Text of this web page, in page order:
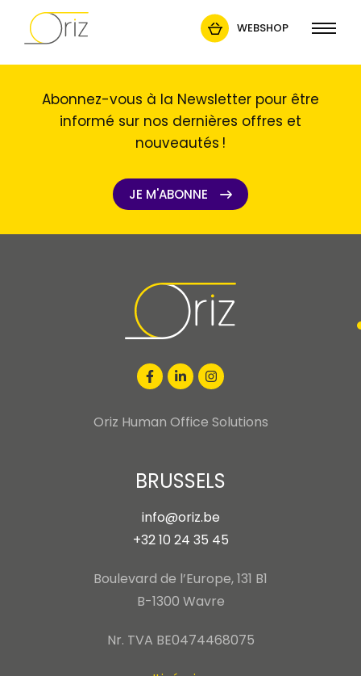
WEBSHOP
Abonnez-vous à la Newsletter pour être
informé sur nos dernières offres et
nouveautés !
JE M'ABONNE
Oriz Human Office Solutions
BRUSSELS
info@oriz.be
+32 10 24 35 45
Boulevard de l’Europe, 131 B1
B-1300 Wavre
Nr. TVA BE0474468075